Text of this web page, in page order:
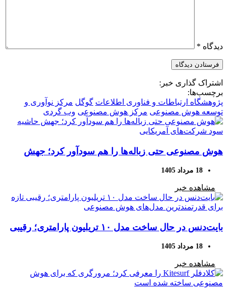
دیدگاه *
اشتراک گذاری خبر:
برچسب‌ها:
پژوهشگاه ارتباطات و فناوری اطلاعات گوگل مرکز نوآوری و
توسعه هوش مصنوعی مرکز هوش مصنوعی وب گردی
هوش مصنوعی حتی زباله‌ها را هم سودآور کرد؛ جهش
حاشیه سود شرکت‌های آمریکایی
18 مرداد 1405
مشاهده خبر
بایت‌دنس در حال ساخت مدل ۱۰ تریلیون پارامتری؛ رقیبی
تازه برای قدرتمندترین مدل‌های هوش مصنوعی
18 مرداد 1405
مشاهده خبر